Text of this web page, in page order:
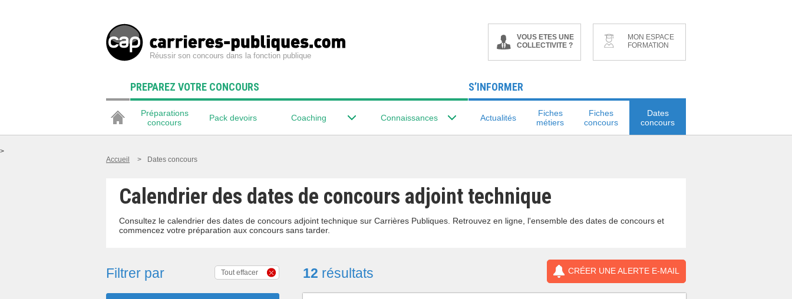
Réussir son concours dans la fonction publique
VOUS ETES UNE
COLLECTIVITE ?
MON ESPACE
FORMATION
PREPAREZ VOTRE CONCOURS
Préparations
concours
Pack devoirs Coaching Connaissances
S’INFORMER
Actualités
Fiches
métiers
Fiches
concours
Dates
concours
>
Accueil
> Dates concours
Calendrier des dates de concours adjoint technique
Consultez le calendrier des dates de concours adjoint technique sur Carrières Publiques. Retrouvez en ligne, l'ensemble des dates de concours et
commencez votre préparation aux concours sans tarder.
Filtrer par Tout effacer 12 résultats CRÉER UNE ALERTE E-MAIL